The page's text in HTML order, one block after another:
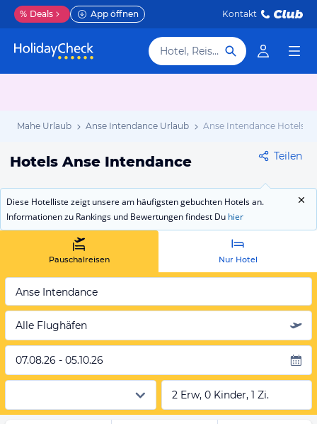
% Deals App öffnen Kontakt
Hotel, Reiseziel
Mahe Urlaub Anse Intendance Urlaub Anse Intendance Hotels
Hotels Anse Intendance Teilen
Diese Hotelliste zeigt unsere am häufigsten gebuchten Hotels an.
Informationen zu Rankings und Bewertungen findest Du hier
Pauschalreisen Nur Hotel
Anse Intendance
Alle Flughäfen
07.08.26 - 05.10.26
2 Erw, 0 Kinder, 1 Zi.